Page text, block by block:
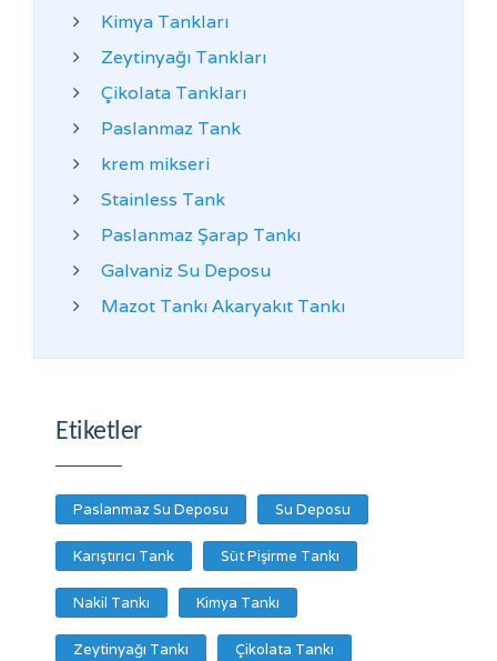
Kimya Tankları
Zeytinyağı Tankları
Çikolata Tankları
Paslanmaz Tank
krem mikseri
Stainless Tank
Paslanmaz Şarap Tankı
Galvaniz Su Deposu
Mazot Tankı Akaryakıt Tankı
Etiketler
Paslanmaz Su Deposu Su Deposu
Karıştırıcı Tank Süt Pişirme Tankı
Nakil Tankı Kimya Tankı
Zeytinyağı Tankı Çikolata Tankı